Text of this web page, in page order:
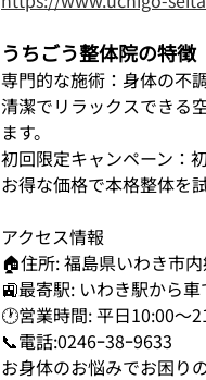
うちごう整体院の特徴
専門的な施術：身体の不
清潔でリラックスできる
ます。
初回限定キャンペーン：
お得な価格で本格整体を
アクセス情報
🏠住所: 福島県いわき市
🚉最寄駅: いわき駅から
🕐営業時間: 平日10:00～
📞電話:0246ｰ38ｰ9633
お身体のお悩みでお困り